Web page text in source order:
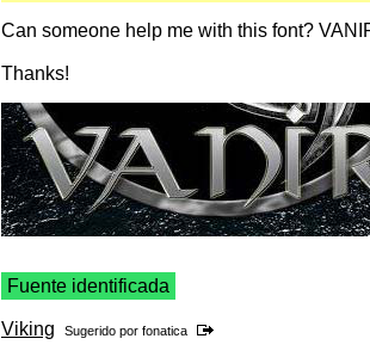
Can someone help me with this font?
Thanks!
Fuente identificada
Viking Sugerido por fonatica